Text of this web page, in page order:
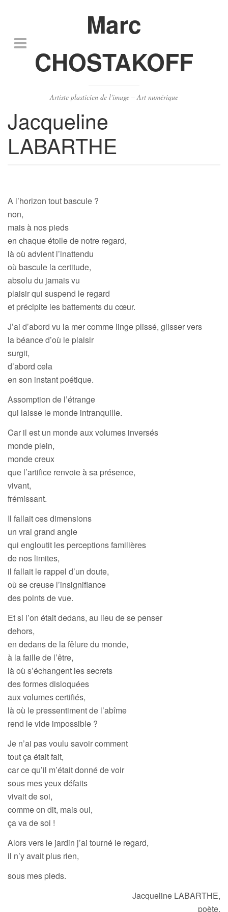
Marc
CHOSTAKOFF
Artiste plasticien de l'image – Art numérique
Jacqueline
LABARTHE
A l’horizon tout bascule ?
non,
mais à nos pieds
en chaque étoile de notre regard,
là où advient l’inattendu
où bascule la certitude,
absolu du jamais vu
plaisir qui suspend le regard
et précipite les battements du cœur.
J’ai d’abord vu la mer comme linge plissé, glisser vers
la béance d’où le plaisir
surgit,
d’abord cela
en son instant poétique.
Assomption de l’étrange
qui laisse le monde intranquille.
Car il est un monde aux volumes inversés
monde plein,
monde creux
que l’artifice renvoie à sa présence,
vivant,
frémissant.
Il fallait ces dimensions
un vrai grand angle
qui engloutit les perceptions familières
de nos limites,
il fallait le rappel d’un doute,
où se creuse l’insignifiance
des points de vue.
Et si l’on était dedans, au lieu de se penser
dehors,
en dedans de la fêlure du monde,
à la faille de l’être,
là où s’échangent les secrets
des formes disloquées
aux volumes certifiés,
là où le pressentiment de l’abîme
rend le vide impossible ?
Je n’ai pas voulu savoir comment
tout ça était fait,
car ce qu’il m’était donné de voir
sous mes yeux défaits
vivait de soi,
comme on dit, mais oui,
ça va de soi !
Alors vers le jardin j’ai tourné le regard,
il n’y avait plus rien,
sous mes pieds.
Jacqueline LABARTHE,
poète.